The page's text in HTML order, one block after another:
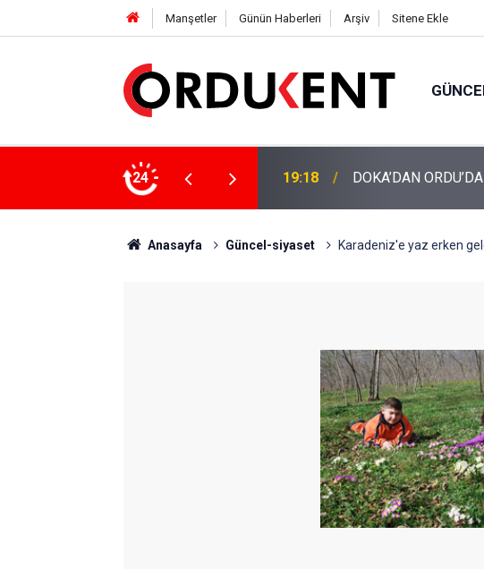
Manşetler Günün Haberleri Arşiv Sitene Ekle
24
4 MİLYON LİRAYA YAKIN DESTEK 12:46 YENİ PARTİ’NİN
Anasayfa Güncel-siyaset Karadeniz'e yaz erken